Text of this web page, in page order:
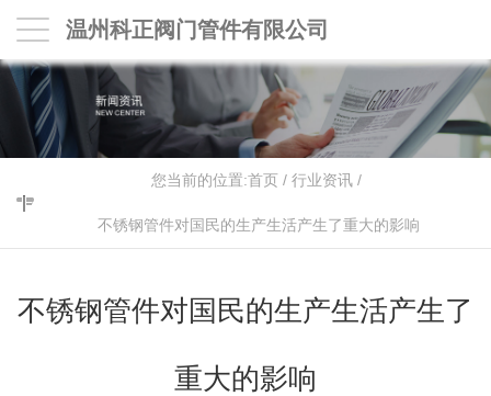
温州科正阀门管件有限公司
您当前的位置:首页/ 行业资讯/
不锈钢管件对国民的生产生活产生了重大的影响
不锈钢管件对国民的生产生活产生了
重大的影响